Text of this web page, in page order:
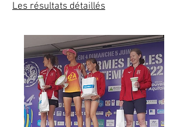
Les résultats détaillés